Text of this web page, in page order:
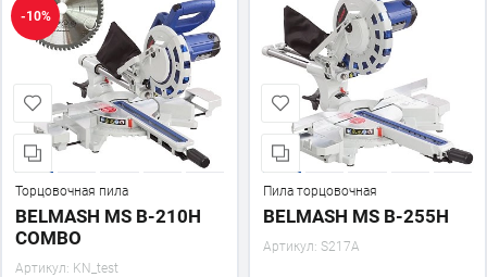
-10%
Торцовочная пила
BELMASH MS B-210H
COMBO
Артикул: KN_test
Пила торцовочная
BELMASH MS B-255H
Артикул: S217A